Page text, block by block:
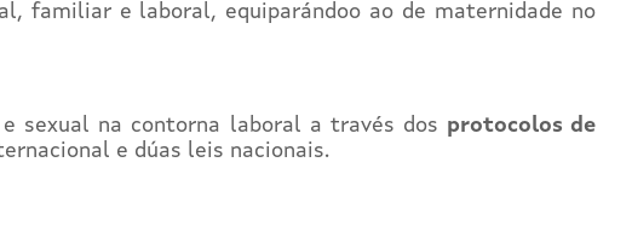
familiar e laboral, equiparándoo ao de maternidade no
sexual na contorna laboral a través dos protocolos de
e dúas leis nacionais.